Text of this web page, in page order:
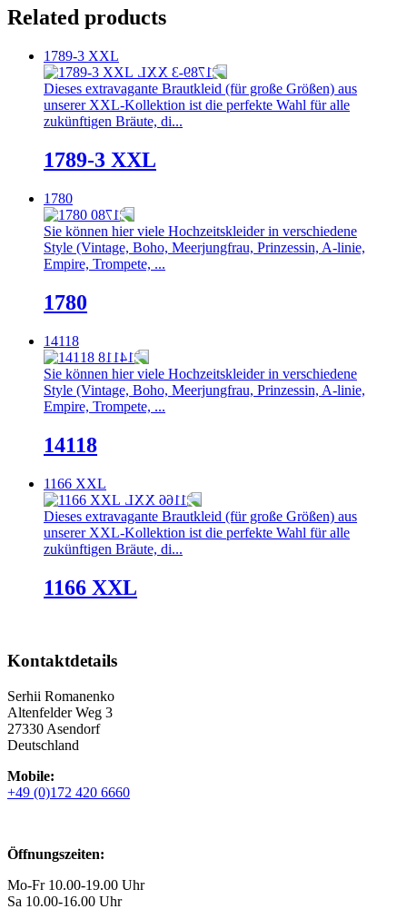
Related products
1789-3 XXL
Dieses extravagante Brautkleid (für große Größen) aus
unserer XXL-Kollektion ist die perfekte Wahl für alle
zukünftigen Bräute, di...
1789-3 XXL
1780
Sie können hier viele Hochzeitskleider in verschiedene
Style (Vintage, Boho, Meerjungfrau, Prinzessin, A-linie,
Empire, Trompete, ...
1780
14118
Sie können hier viele Hochzeitskleider in verschiedene
Style (Vintage, Boho, Meerjungfrau, Prinzessin, A-linie,
Empire, Trompete, ...
14118
1166 XXL
Dieses extravagante Brautkleid (für große Größen) aus
unserer XXL-Kollektion ist die perfekte Wahl für alle
zukünftigen Bräute, di...
1166 XXL
Kontaktdetails
Serhii Romanenko
Altenfelder Weg 3
27330 Asendorf
Deutschland
Mobile:
+49 (0)172 420 6660
Öffnungszeiten:
Mo-Fr 10.00-19.00 Uhr
Sa 10.00-16.00 Uhr